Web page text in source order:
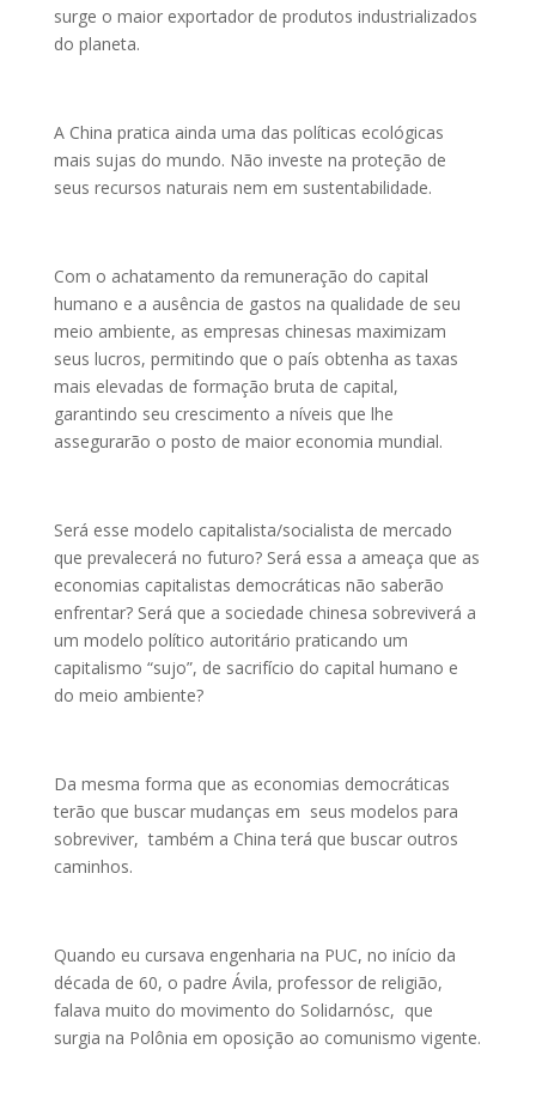
surge o maior exportador de produtos industrializados
do planeta.
A China pratica ainda uma das políticas ecológicas
mais sujas do mundo. Não investe na proteção de
seus recursos naturais nem em sustentabilidade.
Com o achatamento da remuneração do capital
humano e a ausência de gastos na qualidade de seu
meio ambiente, as empresas chinesas maximizam
seus lucros, permitindo que o país obtenha as taxas
mais elevadas de formação bruta de capital,
garantindo seu crescimento a níveis que lhe
assegurarão o posto de maior economia mundial.
Será esse modelo capitalista/socialista de mercado
que prevalecerá no futuro? Será essa a ameaça que as
economias capitalistas democráticas não saberão
enfrentar? Será que a sociedade chinesa sobreviverá a
um modelo político autoritário praticando um
capitalismo “sujo”, de sacrifício do capital humano e
do meio ambiente?
Da mesma forma que as economias democráticas
terão que buscar mudanças em seus modelos para
sobreviver, também a China terá que buscar outros
caminhos.
Quando eu cursava engenharia na PUC, no início da
década de 60, o padre Ávila, professor de religião,
falava muito do movimento do Solidarnósc, que
surgia na Polônia em oposição ao comunismo vigente.